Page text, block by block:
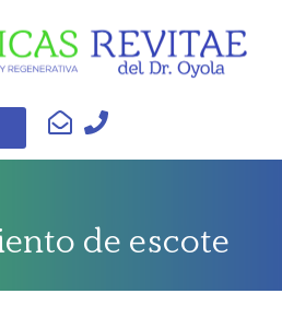
de escote